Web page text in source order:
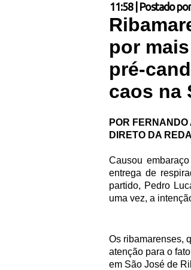
11:58| Postado
por
pré-
caos na
POR
DIRETO DA
Causou embaraço
entrega de
partido, Pedro
uma vez, a
Os ribamarenses,
atenção para o
em São José de